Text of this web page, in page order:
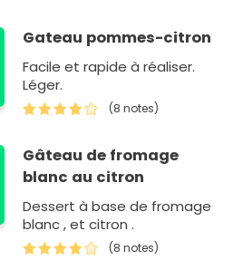
Gateau pommes-citron
Facile et rapide à réaliser.
Léger.
(8 notes)
Gâteau de fromage
blanc au citron
Dessert à base de fromage
blanc , et citron .
(8 notes)